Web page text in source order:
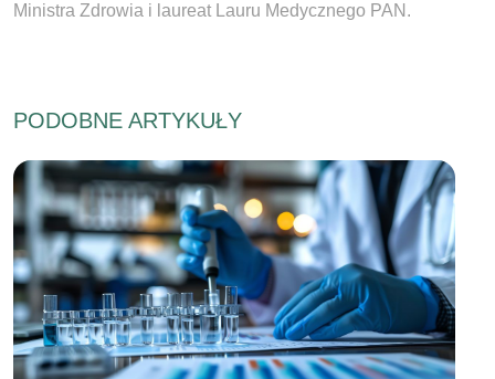
Ministra Zdrowia i laureat Lauru Medycznego PAN.
PODOBNE ARTYKUŁY